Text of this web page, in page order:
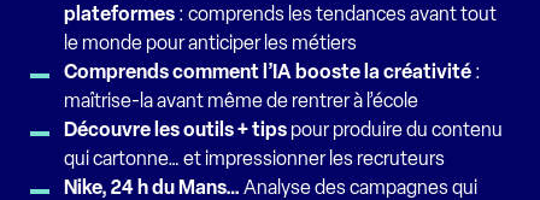
plateformes : comprends les tendances avant tout
le monde pour anticiper les métiers
Comprends comment l’IA booste la créativité :
maîtrise-la avant même de rentrer à l’école
Découvre les outils + tips pour produire du contenu
qui cartonne… et impressionner les recruteurs
Nike, 24 h du Mans… Analyse des campagnes qui